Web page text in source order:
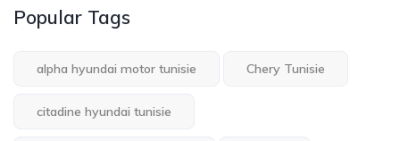
Popular Tags
alpha hyundai motor tunisie Chery Tunisie
citadine hyundai tunisie